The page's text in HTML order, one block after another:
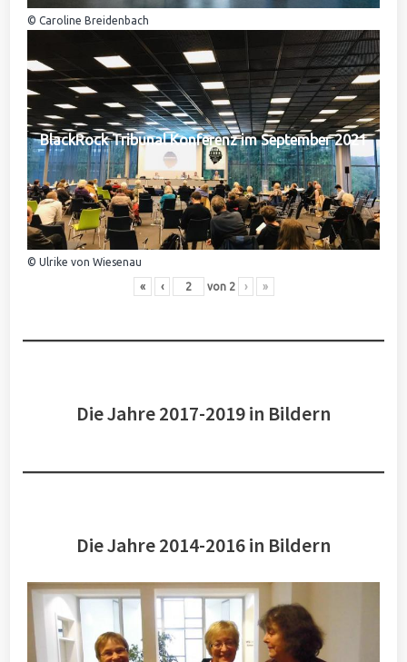
© Caroline Breidenbach
BlackRock Tribunal Konferenz im September 2021
© Ulrike von Wiesenau
« ‹ von 2 › »
Die Jahre 2017-2019 in Bildern
Die Jahre 2014-2016 in Bildern